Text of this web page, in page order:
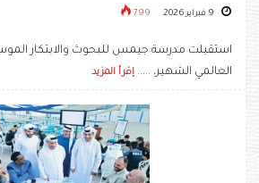
799
استقبلت مدرسة جيمس للبحوث والابتكار
العالمي الشهير، ..... إقرأ المزيد